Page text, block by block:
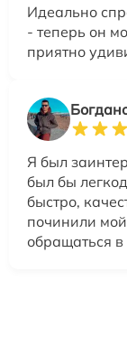
Идеально
- теперь он
приятно
Я был
был бы
быстро,
починили
обращаться